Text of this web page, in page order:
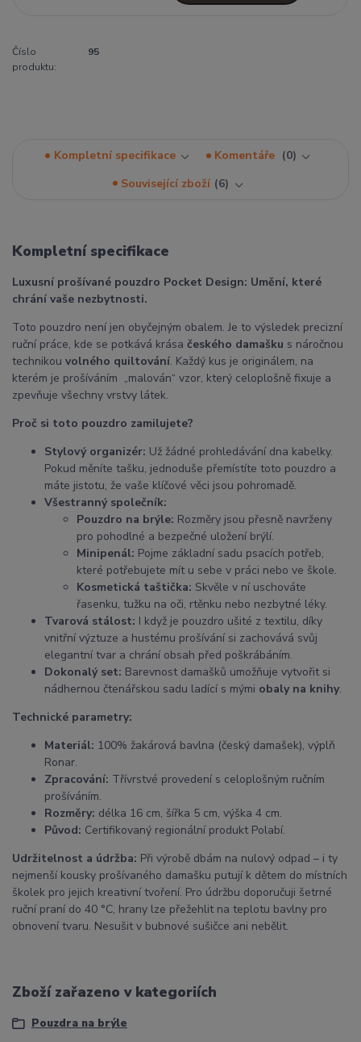
Číslo
produktu:
95
Kompletní specifikace Komentáře
0
Související zboží 6
Kompletní specifikace
Luxusní prošívané pouzdro Pocket Design: Umění, které
chrání vaše nezbytnosti.
Toto pouzdro není jen obyčejným obalem. Je to výsledek precizní
ruční práce, kde se potkává krása českého damašku s náročnou
technikou volného quiltování. Každý kus je originálem, na
kterém je prošíváním „malován“ vzor, který celoplošně fixuje a
zpevňuje všechny vrstvy látek.
Proč si toto pouzdro zamilujete?
Stylový organizér: Už žádné prohledávání dna kabelky.
Pokud měníte tašku, jednoduše přemístíte toto pouzdro a
máte jistotu, že vaše klíčové věci jsou pohromadě.
Všestranný společník:
Pouzdro na brýle: Rozměry jsou přesně navrženy
pro pohodlné a bezpečné uložení brýlí.
Minipenál: Pojme základní sadu psacích potřeb,
které potřebujete mít u sebe v práci nebo ve škole.
Kosmetická taštička: Skvěle v ní uschováte
řasenku, tužku na oči, rtěnku nebo nezbytné léky.
Tvarová stálost: I když je pouzdro ušité z textilu, díky
vnitřní výztuze a hustému prošívání si zachovává svůj
elegantní tvar a chrání obsah před poškrábáním.
Dokonalý set: Barevnost damašků umožňuje vytvořit si
nádhernou čtenářskou sadu ladící s mými obaly na knihy.
Technické parametry:
Materiál: 100% žakárová bavlna (český damašek), výplň
Ronar.
Zpracování: Třívrstvé provedení s celoplošným ručním
prošíváním.
Rozměry: délka 16 cm, šířka 5 cm, výška 4 cm.
Původ: Certifikovaný regionální produkt Polabí.
Udržitelnost a údržba: Při výrobě dbám na nulový odpad – i ty
nejmenší kousky prošívaného damašku putují k dětem do místních
školek pro jejich kreativní tvoření. Pro údržbu doporučuji šetrné
ruční praní do 40 °C, hrany lze přežehlit na teplotu bavlny pro
obnovení tvaru. Nesušit v bubnové sušičce ani nebělit.
Zboží zařazeno v kategoriích
Pouzdra na brýle